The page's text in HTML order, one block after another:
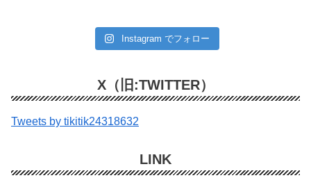
Instagram でフォロー
X（旧:TWITTER）
Tweets by tikitik24318632
LINK